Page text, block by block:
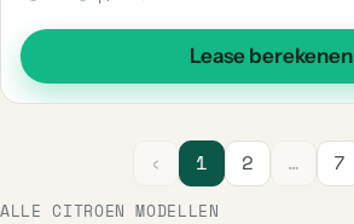
Lease berekenen
‹ 1 2 … 7
ALLE CITROEN MODELLEN